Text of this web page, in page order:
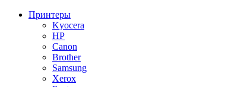
Принтеры
Kyocera
HP
Canon
Brother
Samsung
Xerox